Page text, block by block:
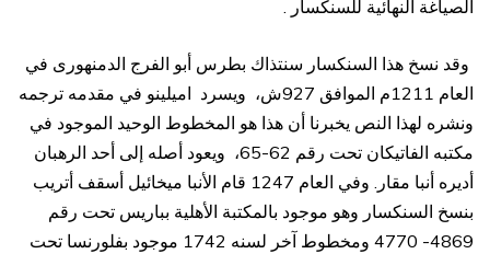
الصياغة النهائية للسنكسار .
وقد نسخ هذا السنكسار سنتذاك بطرس أبو الفرج الدمنهورى في
العام 1211م الموافق 927ش، ويسرد اميلينو في مقدمه ترجمه
ونشره لهذا النص يخبرنا أن هذا هو المخطوط الوحيد الموجود في
مكتبه الفاتيكان تحت رقم 62-65، ويعود أصله إلى أحد الرهبان
أديره أنبا مقار. وفي العام 1247 قام الأنبا ميخائيل أسقف أتريب
بنسخ السنكسار وهو موجود بالمكتبة الأهلية بباريس تحت رقم
4869- 4770 ومخطوط آخر لسنه 1742 موجود بفلورنسا تحت